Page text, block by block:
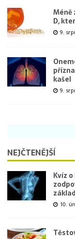
D,
9.
kašel
9.
NEJČTENĚJŠÍ
Kvíz
10.